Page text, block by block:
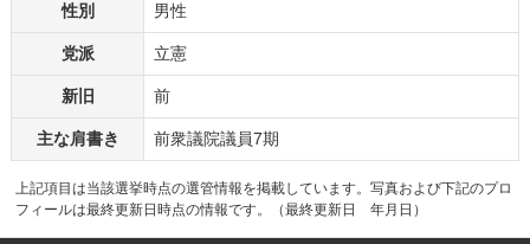
性別 男性
党派 立憲
新旧 前
主な肩書き 前衆議院議員7期
上記項目は当該選挙時点の選管情報を掲載しています。写真および下記のプロ
フィールは最終更新日時点の情報です。（最終更新日 年月日）